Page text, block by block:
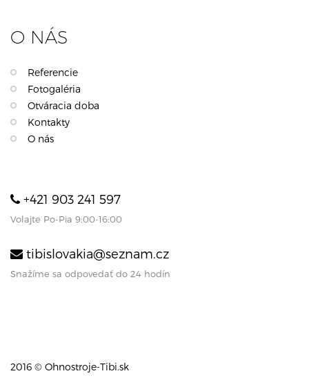
O NÁS
Referencie
Fotogaléria
Otváracia doba
Kontakty
O nás
+421 903 241 597
Volajte Po-Pia 9:00-16:00
tibislovakia@seznam.cz
Snažíme sa odpovedať do 24 hodín
2016 © Ohnostroje-Tibi.sk